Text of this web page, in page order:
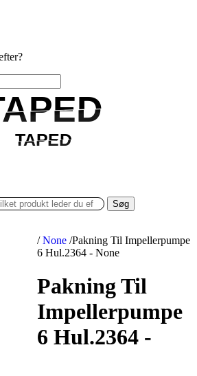
TAPED
TAPED
Søg
/ None /Pakning Til Impellerpumpe
6 Hul.2364 - None
Pakning Til
Impellerpumpe
6 Hul.2364 -